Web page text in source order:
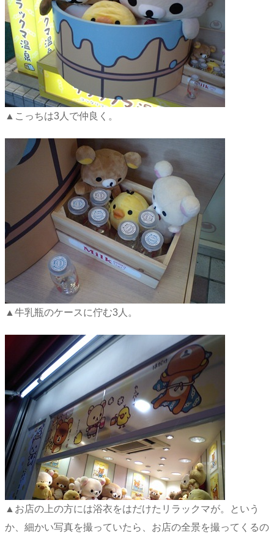
▲こっちは3人で仲良く。
▲牛乳瓶のケースに佇む3人。
▲お店の上の方には浴衣をはだけたリラックマが。という
か、細かい写真を撮っていたら、お店の全景を撮ってくるの